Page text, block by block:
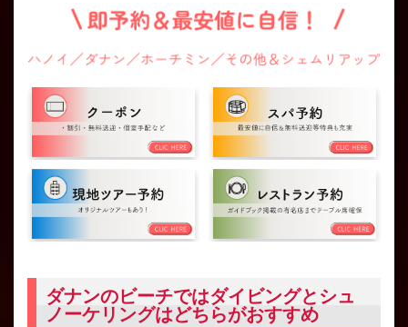
ダナンのビーチではダイビングとシュ
ノーケリングはどちらがおすすめ